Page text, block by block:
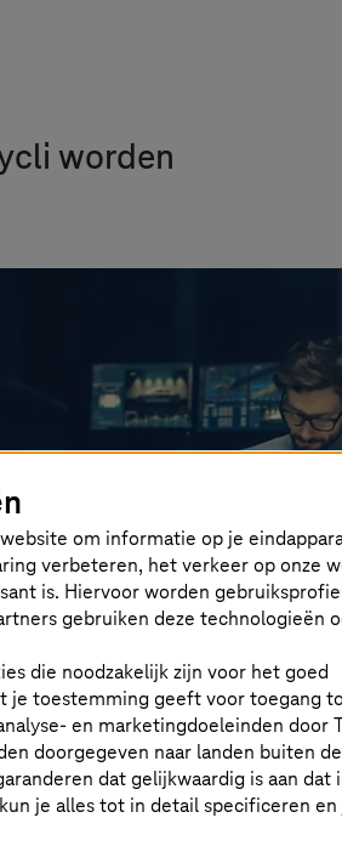
worden
om informatie op je
verbeteren, het verkeer op onze
is. Hiervoor worden
gebruiken deze technologieën
die noodzakelijk zijn voor het goed
je toestemming geeft voor toegang
en marketingdoeleinden door
doorgegeven naar landen buiten
dat gelijkwaardig is aan dat
je alles tot in detail specificeren en